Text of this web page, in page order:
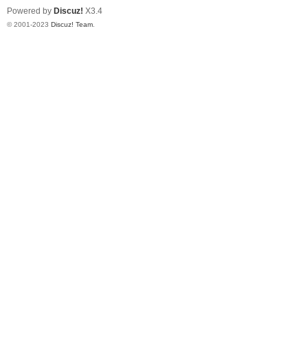
Powered by Discuz! X3.4
© 2001-2023 Discuz! Team.